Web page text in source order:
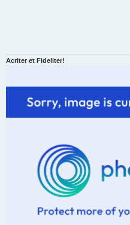
Acriter et Fideliter!